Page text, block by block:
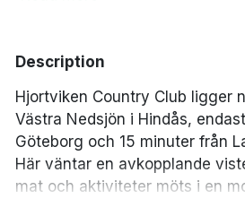
business_centerBusiness Center
pool
Description
Hjortviken Country Club ligger
Västra Nedsjön i Hindås,
Göteborg och 15 minuter från
Här väntar en avkopplande
mat och aktiviteter möts i en